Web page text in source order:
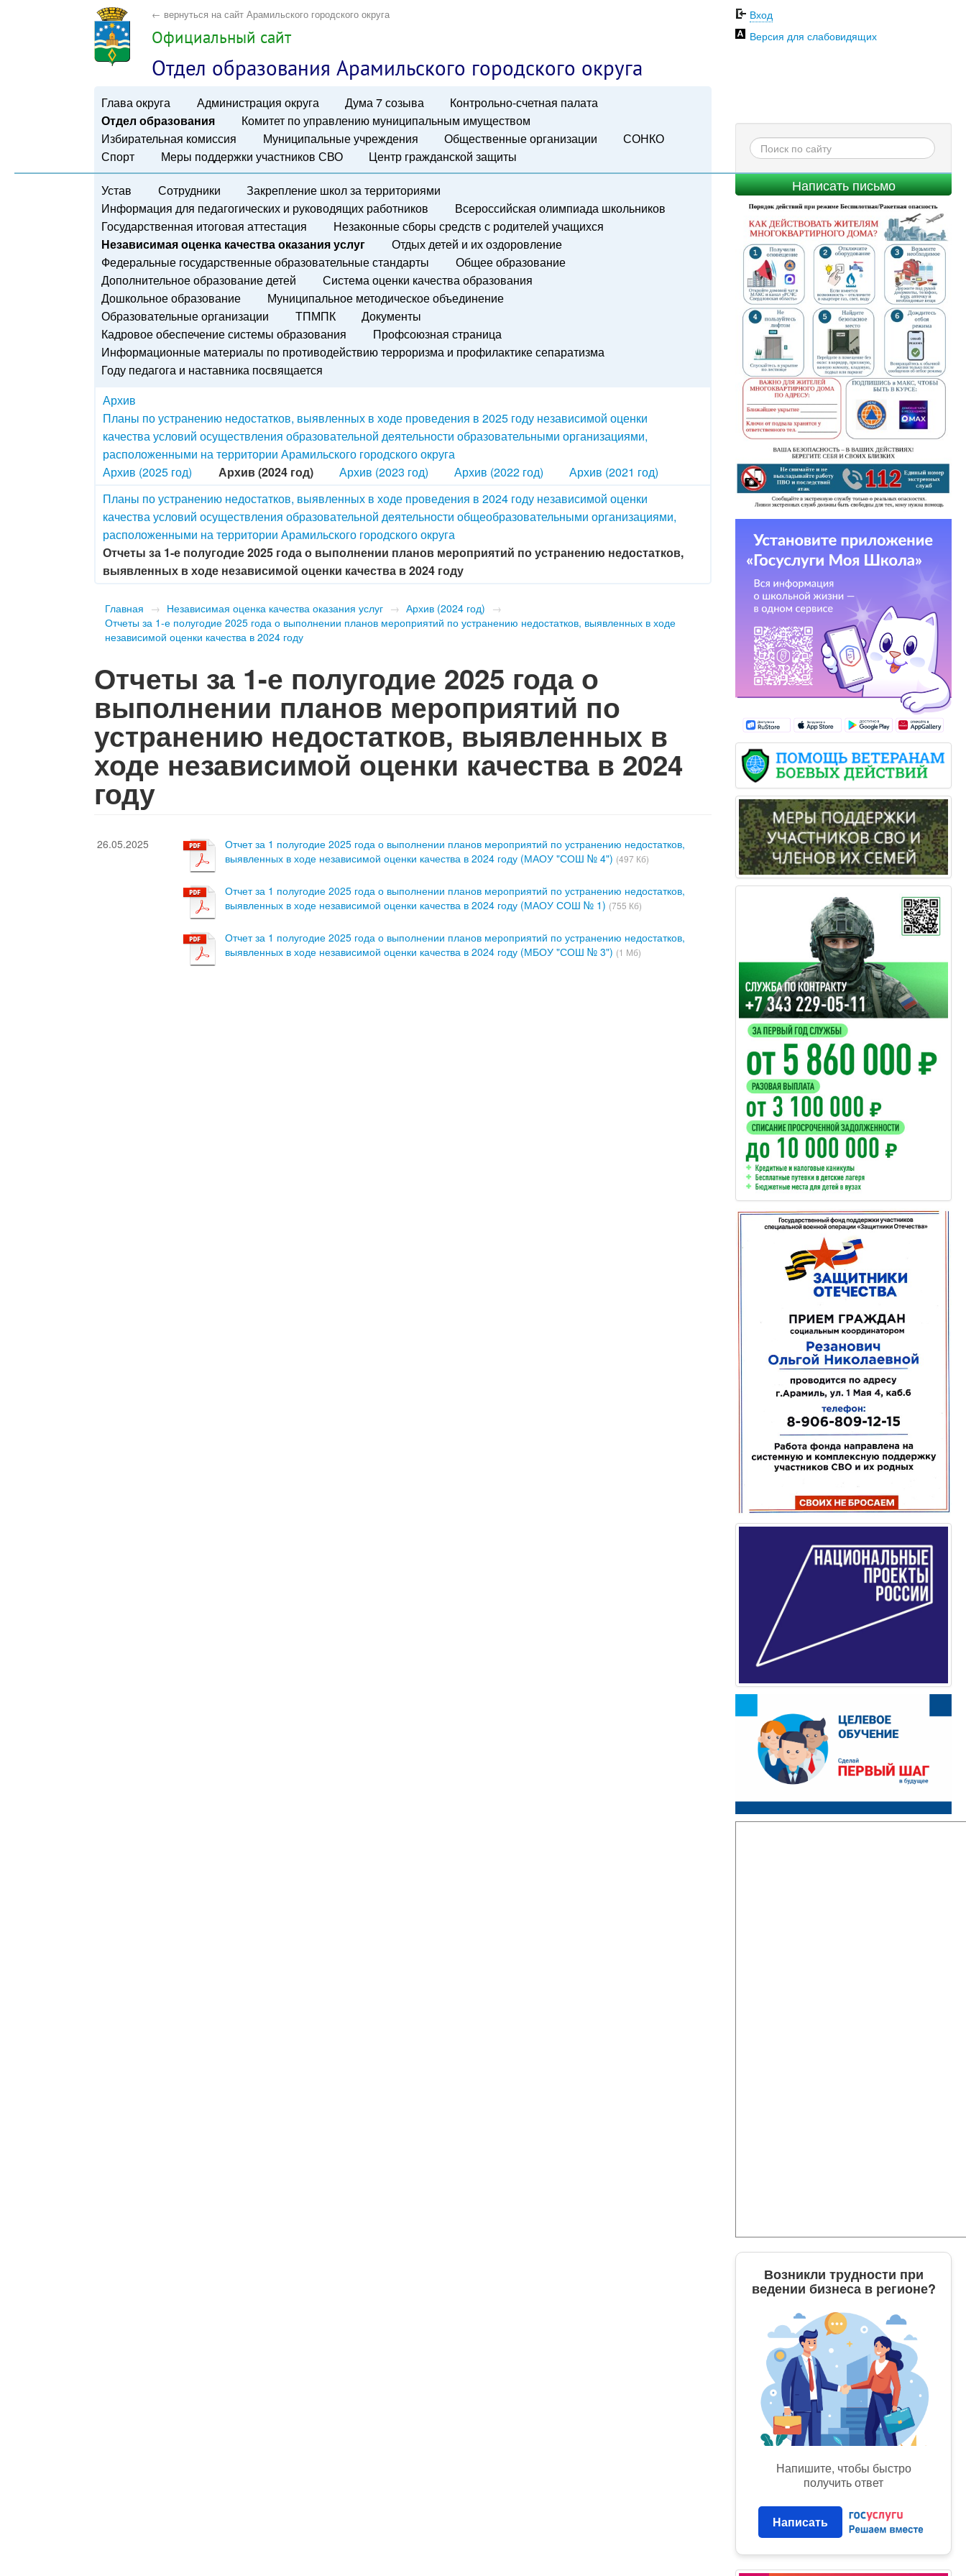
← вернуться на сайт Арамильского городского округа
Официальный сайт
Отдел образования Арамильского городского округа
Глава округа Администрация округа Дума 7 созыва
Контрольно-счетная палата
Отдел образования
Комитет по управлению муниципальным имуществом
Избирательная комиссия
Муниципальные учреждения Общественные организации
СОНКО
Спорт
Меры поддержки участников СВО Центр гражданской защиты
Вход
Версия для слабовидящих
Написать письмо
Устав Сотрудники
Закрепление школ за территориями
Информация для педагогических и руководящих работников
Всероссийская олимпиада школьников
Государственная итоговая аттестация
Незаконные сборы средств с родителей учащихся
Независимая оценка качества оказания услуг
Отдых детей и их оздоровление
Федеральные государственные образовательные стандарты
Общее образование
Дополнительное образование детей
Система оценки качества образования
Дошкольное образование
Муниципальное методическое объединение
Образовательные организации
ТПМПК
Документы
Кадровое обеспечение системы образования
Профсоюзная страница
Информационные материалы по противодействию терроризма и профилактике сепаратизма
Году педагога и наставника посвящается
Архив
Планы по устранению недостатков, выявленных в ходе проведения в 2025 году независимой оценки
качества условий осуществления образовательной деятельности образовательными организациями,
расположенными на территории Арамильского городского округа
Архив (2025 год)
Архив (2024 год) Архив (2023 год) Архив (2022 год)
Архив (2021 год)
Планы по устранению недостатков, выявленных в ходе проведения в 2024 году независимой оценки
качества условий осуществления образовательной деятельности общеобразовательными организациями,
расположенными на территории Арамильского городского округа
Отчеты за 1-е полугодие 2025 года о выполнении планов мероприятий по устранению недостатков,
выявленных в ходе независимой оценки качества в 2024 году
Главная → Независимая оценка качества оказания услуг → Архив (2024 год) →
Отчеты за 1-е полугодие 2025 года о выполнении планов мероприятий по устранению недостатков, выявленных в ходе
независимой оценки качества в 2024 году
Отчеты за 1-е полугодие 2025 года о
выполнении планов мероприятий по
устранению недостатков, выявленных в
ходе независимой оценки качества в 2024
году
26.05.2025
Отчет за 1 полугодие 2025 года о выполнении планов мероприятий по устранению недостатков,
выявленных в ходе независимой оценки качества в 2024 году (МАОУ "СОШ № 4") (497 Кб)
Отчет за 1 полугодие 2025 года о выполнении планов мероприятий по устранению недостатков,
выявленных в ходе независимой оценки качества в 2024 году (МАОУ СОШ № 1) (755 Кб)
Отчет за 1 полугодие 2025 года о выполнении планов мероприятий по устранению недостатков,
выявленных в ходе независимой оценки качества в 2024 году (МБОУ "СОШ № 3") (1 Мб)
Возникли трудности при
ведении бизнеса в регионе?
Напишите, чтобы быстро
получить ответ
Написать